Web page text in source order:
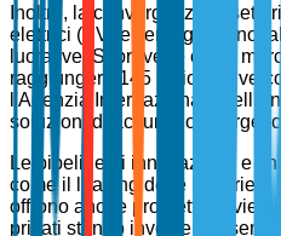
Inoltre, la convergenza di
elettrici (EV) e l'energia
lucrative. Si prevede che il
raggiungerà 145 milioni di
l'Agenzia Internazionale
soluzioni di accumulo
Le pipeline di innovazione e i
come il leasing delle batterie e
offrono anche promettenti vie
privati stanno investendo